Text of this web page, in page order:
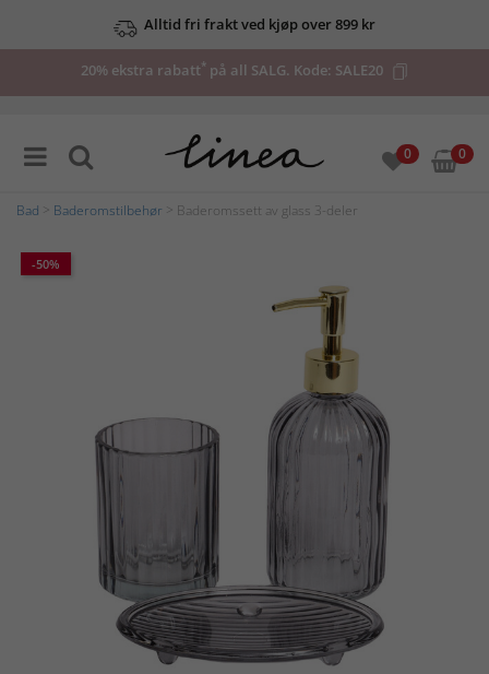
Alltid fri frakt ved kjøp over 899 kr
20% ekstra rabatt* på all SALG. Kode: SALE20
0 0
Bad Baderomstilbehør > Baderomssett av glass 3-deler
-50%